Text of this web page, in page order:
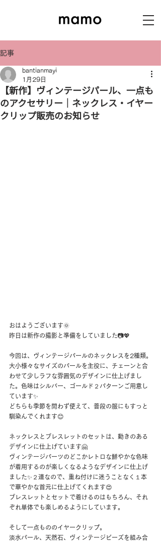
記事
【新作】ヴィンテージパール、一点も
のアクセサリー｜ネックレス・イヤー
クリップ販売のお知らせ
bantianmayi
1月29日
おはようございます🌞
昨日は新作の撮影と準備をしていました📷💖
今回は、ヴィンテージパールのネックレスを2種類。
大小様々なサイズのパールを主役に、チェーンと合
わせて少しラフな雰囲気のデザインに仕上げまし
た。色味はシルバー、ゴールド２パターンご用意し
ています✨
どちらも季節を問わず使えて、普段の服にもすっと
馴染んでくれます😊
ネックレスとブレスレットのセットは、動きのある
デザインに仕上げています🤗
ヴィンテージパーツのどこかレトロな鮮やかな色味
が着用するのが楽しくなるようなデザインに仕上げ
ました✨２連なので、重ね付けに迷うことなく１本
で華やかな首元に仕上げてくれます😍
ブレスレットとセットで着けるのはもちろん、それ
ぞれ単体でも楽しめるようにしています。
そして一点もののイヤークリップ。
淡水パール、天然石、ヴィンテージビーズを組み合